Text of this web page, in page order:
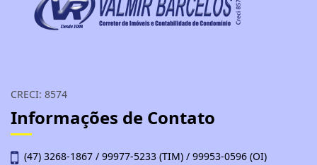
CRECI: 8574
Informações de Contato
(47) 3268-1867 / 99977-5233 (TIM) / 99953-0596 (OI)